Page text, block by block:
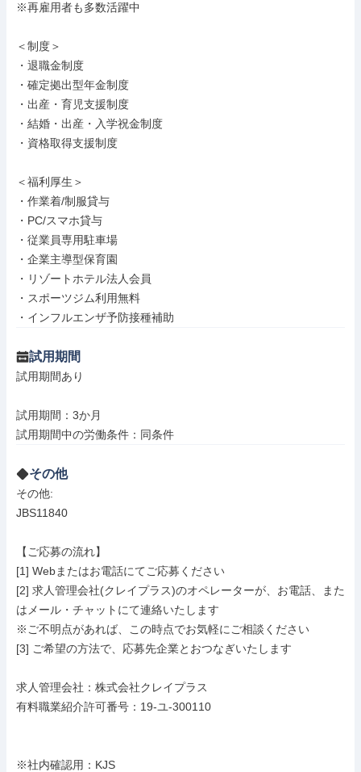
※再雇用者も多数活躍中
＜制度＞
・退職金制度
・確定拠出型年金制度
・出産・育児支援制度
・結婚・出産・入学祝金制度
・資格取得支援制度
＜福利厚生＞
・作業着/制服貸与
・PC/スマホ貸与
・従業員専用駐車場
・企業主導型保育園
・リゾートホテル法人会員
・スポーツジム利用無料
・インフルエンザ予防接種補助
試用期間
試用期間あり
試用期間：3か月
試用期間中の労働条件：同条件
その他
その他:
JBS11840
【ご応募の流れ】
[1] Webまたはお電話にてご応募ください
[2] 求人管理会社(クレイプラス)のオペレーターが、お電話、また
はメール・チャットにて連絡いたします
※ご不明点があれば、この時点でお気軽にご相談ください
[3] ご希望の方法で、応募先企業とおつなぎいたします
求人管理会社：株式会社クレイプラス
有料職業紹介許可番号：19-ユ-300110
※社内確認用：KJS